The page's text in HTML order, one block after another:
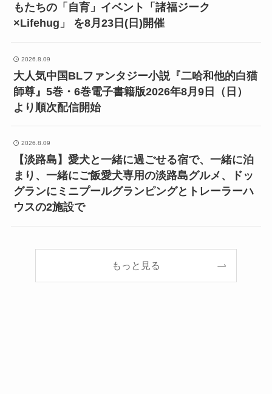
もたちの「自育」イベント「諸福ジーク
×Lifehug」 を8月23日(日)開催
2026.8.09
大人気中国BLファンタジー小説『二哈和他的白猫
師尊』5巻・6巻電子書籍版2026年8月9日（日）
より順次配信開始
2026.8.09
【淡路島】愛犬と一緒に過ごせる宿で、一緒に泊
まり、一緒にご飯愛犬専用の淡路島グルメ、ドッ
グランにミニプールグランピングとトレーラーハ
ウスの2施設で
もっと見る